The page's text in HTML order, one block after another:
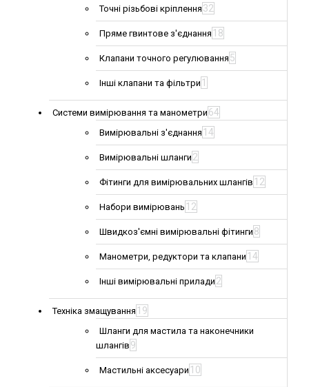
Точні різьбові кріплення 32
Пряме гвинтове з'єднання 18
Клапани точного регулювання 5
Інші клапани та фільтри 1
Системи вимірювання та манометри 64
Вимірювальні з'єднання 14
Вимірювальні шланги 2
Фітинги для вимірювальних шлангів 12
Набори вимірювань 12
Швидкоз'ємні вимірювальні фітинги 8
Манометри, редуктори та клапани 14
Інші вимірювальні прилади 2
Техніка змащування 19
Шланги для мастила та наконечники
шлангів 9
Мастильні аксесуари 10